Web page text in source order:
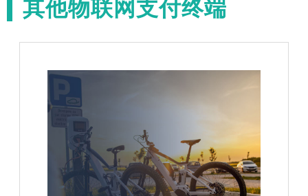
其他物联网支付终端